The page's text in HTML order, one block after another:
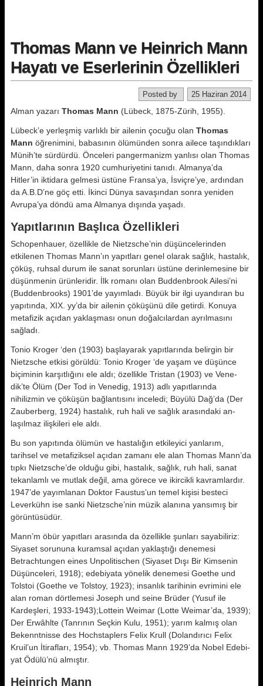
Thomas Mann ve Heinrich Mann
Hayatı ve Eserlerinin Özellikleri
25 Haziran 2014
Posted by
Alman yazarı Thomas Mann (Lübeck, 1875-Zürih, 1955).
Lübeck’e yerleşmiş varlıklı bir ailenin çocuğu olan Thomas
Mann öğrenimi­ni, babasının ölümünden sonra ailece taşındıkları
Münih’te sürdürdü. Ön­celeri pangermanizm yanlısı olan Thomas
Mann, daha sonra 1920 cum­huriyetini tanıdı. Almanya’da
Hitler’in iktidara gelmesi üstüne Fransa’ya, İsviçre’ye, ardından
da A.B.D’ne göç etti. İkinci Dünya savaşından sonra yeniden
Avrupa’ya döndü ama Al­manya dışında yaşadı.
Yapıtlarının Başlıca Özellikleri
Schopenhauer, özellikle de Nietzsche’nin düşüncelerinden
etkilenen Thomas Mann’ın yapıtları genel ola­rak sağlık, hastalık,
çöküş, ruhsal durum ile sanat sorunları üstüne derin­lemesine bir
düşünmenin ürünleridir. İlk romanı olan Buddenbrook Ailesi’ni
(Buddenbrooks) 1901’de yayımladı. Büyük bir ilgi uyandıran bu
yapıtın­da, XIX. yy’da bir ailenin çöküşünü di­le getirdi. Konuya
metafizik açıdan yaklaşması onun doğalcılardan ayrıl­masını
sağladı.
Tonio Kroger ‘den (1903) başlayarak yapıtlarında belirgin bir
Nietzsche et­kisi görüldü: Tonio Kroger ‘de yaşam ve düşünce
biçiminin karşıtlığını ele aldı; özellikle Tristan (1903) ve Vene­
dik’te Ölüm (Der Tod in Venedig, 1913) adlı yapıtlarında
nihilizmin ve çöküşün bağlantısını inceledi; Büyülü Dağ’da (Der
Zauberberg, 1924) has­talık, ruh hali ve sağlık arasındaki an­
laşılmaz ilişkileri ele aldı.
Bu son yapıtında ölümün ve hastalı­ğın etkileyici yanlarım,
tarihsel ve metafiziksel açıdan zamanı ele alan Tho­mas Mann’da
tıpkı Nietzsche’de oldu­ğu gibi, hastalık, sağlık, ruh hali, sa­nat
tekanlamlı ve mutlak değil, ama görece ve ikircikli kavramlardır.
1947’de yayımlanan Doktor Faustus’un temel kişisi besteci
Leverkühn ise sanki Nietzsche’nin müzik alanına yansımış bir
görüntüsüdür.
Mann’m öbür yapıtları arasında da özellikle şunları sayabiliriz:
Siyaset sorununa kuramsal açıdan yaklaştığı denemesi
Betrachtungen eines Unpolitischen (Siyaset Dışı Bir Kimsenin
Düşünceleri, 1918); edebiyata yönelik denemesi Goethe und
Tolstoi (Goethe ve Tolstoy, 1923); insanlık tarihinin evrimini ele
alan roman dörtlemesi Joseph und seine Brüder (Yusuf ile
Kardeşleri, 1933-1943);Lottein Weimar (Lotte Weimar’da, 1939);
Der Erwâhlte (Tanrının Seçkin Kulu, 1951); yarım kalmış olan
Bekenntnisse des Hochstaplers Felix Krull (Dolandırıcı Felix
Kruil’un İtirafları, 1954); vb. Thomas Mann 1929’da Nobel Edebi­
yat Ödülü’nü almıştır.
Heinrich Mann